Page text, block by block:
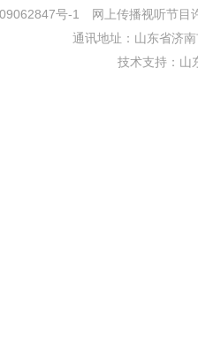
号-1
网上传播视听节目
通讯地址：山东省济
技术支持： 山